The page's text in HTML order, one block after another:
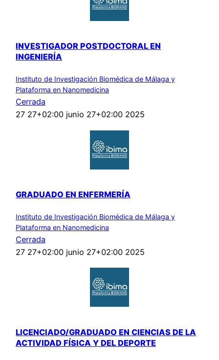
INVESTIGADOR POSTDOCTORAL EN
INGENIERÍA
Instituto de Investigación Biomédica de Málaga y
Plataforma en Nanomedicina
Cerrada
27 27+02:00 junio 27+02:00 2025
GRADUADO EN ENFERMERÍA
Instituto de Investigación Biomédica de Málaga y
Plataforma en Nanomedicina
Cerrada
27 27+02:00 junio 27+02:00 2025
LICENCIADO/GRADUADO EN CIENCIAS DE LA
ACTIVIDAD FÍSICA Y DEL DEPORTE